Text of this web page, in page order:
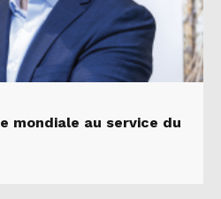
mondiale au service du